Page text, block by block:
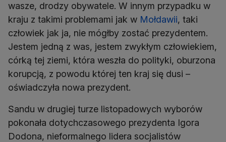
wasze, drodzy obywatele. W innym przypadku w
kraju z takimi problemami jak w Mołdawii, taki
człowiek jak ja, nie mógłby zostać prezydentem.
Jestem jedną z was, jestem zwykłym człowiekiem,
córką tej ziemi, która weszła do polityki, oburzona
korupcją, z powodu której ten kraj się dusi –
oświadczyła nowa prezydent.
Sandu w drugiej turze listopadowych wyborów
pokonała dotychczasowego prezydenta Igora
Dodona, nieformalnego lidera socjalistów